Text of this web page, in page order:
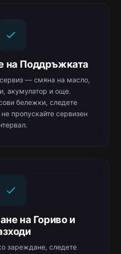
на Поддръжката
— смяна на масло,
акумулатор и още.
бележки, следете
пропускайте сервизен
на Гориво и
зареждане, следете